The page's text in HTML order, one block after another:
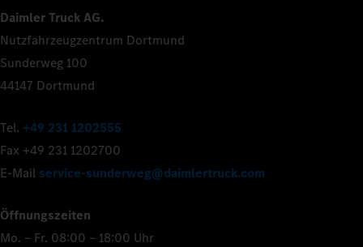
Daimler Truck AG.
Nutzfahrzeugzentrum Dortmund
Sunderweg 100
44147 Dortmund
Tel. +49 231 1202555
Fax +49 231 1202700
E-Mail service-sunderweg@daimlertruck.com
Öffnungszeiten
Mo. – Fr. 08:00 – 18:00 Uhr